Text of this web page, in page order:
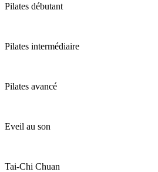
Pilates débutant
Pilates intermédiaire
Pilates avancé
Eveil au son
Tai-Chi Chuan